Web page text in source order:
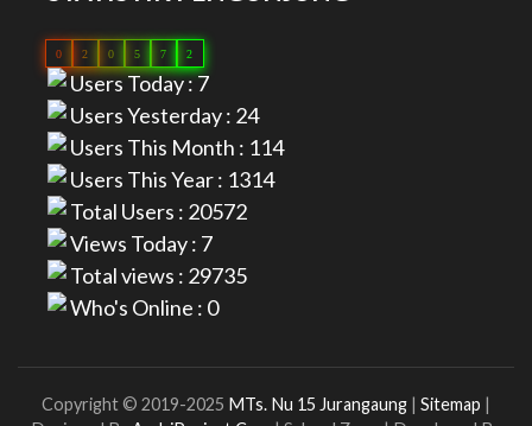
0 2 0 5 7 2
Users Today : 7
Users Yesterday : 24
Users This Month : 114
Users This Year : 1314
Total Users : 20572
Views Today : 7
Total views : 29735
Who's Online : 0
Copyright © 2019-2025 MTs. Nu 15 Jurangaung | Sitemap |